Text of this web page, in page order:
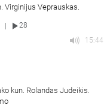
Virginijus Veprauskas.
28
15:44
kun. Rolandas Judeikis.